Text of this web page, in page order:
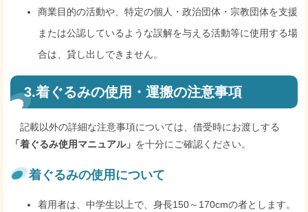
商業目的の活動や、特定の個人・政治団体・宗教団体を支援
または公認しているような誤解を与える活動等に使用する場
合は、貸し出しできません。
3.着ぐるみの使用・運搬の注意事項
記載以外の詳細な注意事項については、借受時にお渡しする
「着ぐるみ使用マニュアル」 を十分にご確認ください。
着ぐるみの使用について
着用者は、中学生以上で、身長150～170cmの者とします。